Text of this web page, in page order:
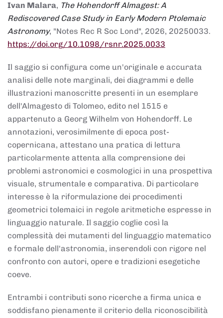
Ivan Malara, The Hohendorff Almagest: A
Rediscovered Case Study in Early Modern Ptolemaic
Astronomy, "Notes Rec R Soc Lond", 2026, 20250033.
https://doi.org/10.1098/rsnr.2025.0033
Il saggio si configura come un'originale e accurata
analisi delle note marginali, dei diagrammi e delle
illustrazioni manoscritte presenti in un esemplare
dell'Almagesto di Tolomeo, edito nel 1515 e
appartenuto a Georg Wilhelm von Hohendorff. Le
annotazioni, verosimilmente di epoca post-
copernicana, attestano una pratica di lettura
particolarmente attenta alla comprensione dei
problemi astronomici e cosmologici in una prospettiva
visuale, strumentale e comparativa. Di particolare
interesse è la riformulazione dei procedimenti
geometrici tolemaici in regole aritmetiche espresse in
linguaggio naturale. Il saggio coglie così la
complessità dei mutamenti del linguaggio matematico
e formale dell'astronomia, inserendoli con rigore nel
confronto con autori, opere e tradizioni esegetiche
coeve.
Entrambi i contributi sono ricerche a firma unica e
soddisfano pienamente il criterio della riconoscibilità